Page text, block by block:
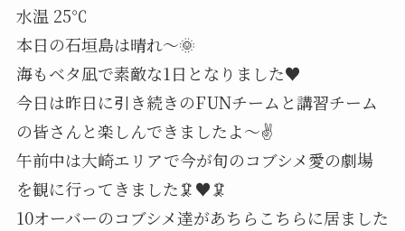
水温 25℃
本日の石垣島は晴れ～🌞
海もベタ凪で素敵な1日となりました♥️
今日は昨日に引き続きのFUNチームと講習チーム
の皆さんと楽しんできましたよ～✌
午前中は大崎エリアで今が旬のコブシメ愛の劇場
を観に行ってきました🦑♥️🦑
10オーバーのコブシメ達があちらこちらに居ました